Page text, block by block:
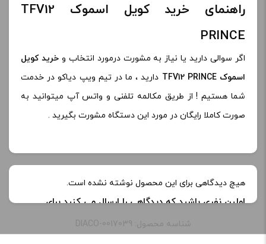
راهنمای خرید کویل اسموک TFV12
PRINCE
اگر سوالی دارید یا نیاز به مشورت درمورد انتخاب وخرید کویل
اسموک TFV12 PRINCE
دارید ، ما در تیم ویپ دیاکو در خدمت
شما هستیم ! از طریق مکالمه تلفنی و واتس آپ میتوانید به
صورت کاملا رایگان در مورد این دستگاه مشورت بگیرید .
هیچ دیدگاهی برای این محصول نوشته نشده است.
اولین نفری باشید که دیدگاهی را ارسال می کنید برای
“کویل مش پرینس تی اف وی ۱۲ اسموک | SMOK TFV12
شناسه محصول: DIACO-0017039